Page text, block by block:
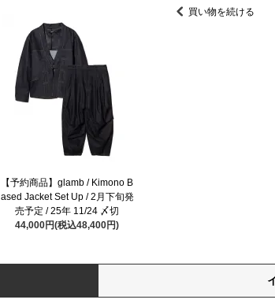
【予約商品】glamb / Kimono B
ased Jacket Set Up / 2月下旬発
売予定 / 25年 11/24 〆切
44,000円(税込48,400円)
買い物を続ける